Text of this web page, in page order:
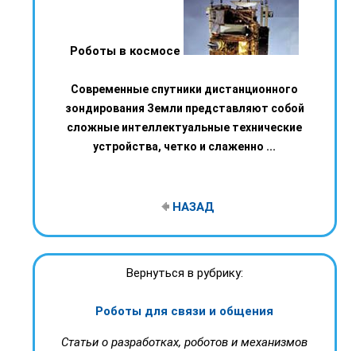
Роботы в космосе
Современные спутники дистанционного
зондирования Земли представляют собой
сложные интеллектуальные технические
устройства, четко и слаженно ...
НАЗАД
Вернуться в рубрику:
Роботы для связи и общения
Статьи о разработках, роботов и механизмов